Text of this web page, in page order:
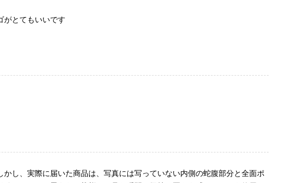
がとてもいいです
し、実際に届いた商品は、写真には写っていない内側の蛇腹部分と全面ポ